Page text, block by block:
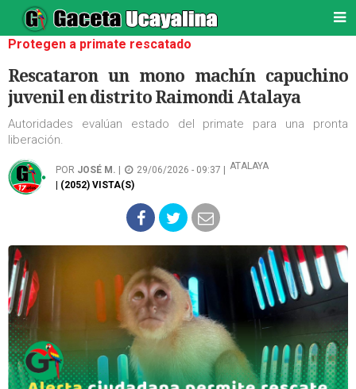
Protegen a primate rescatado
Rescataron un mono machín capuchino
juvenil en distrito Raimondi Atalaya
Autoridades evalúan estado del primate para una pronta
liberación.
POR JOSÉ M. 29/06/2026 - 09:37 |
ATALAYA
| (2052) VISTA(S)